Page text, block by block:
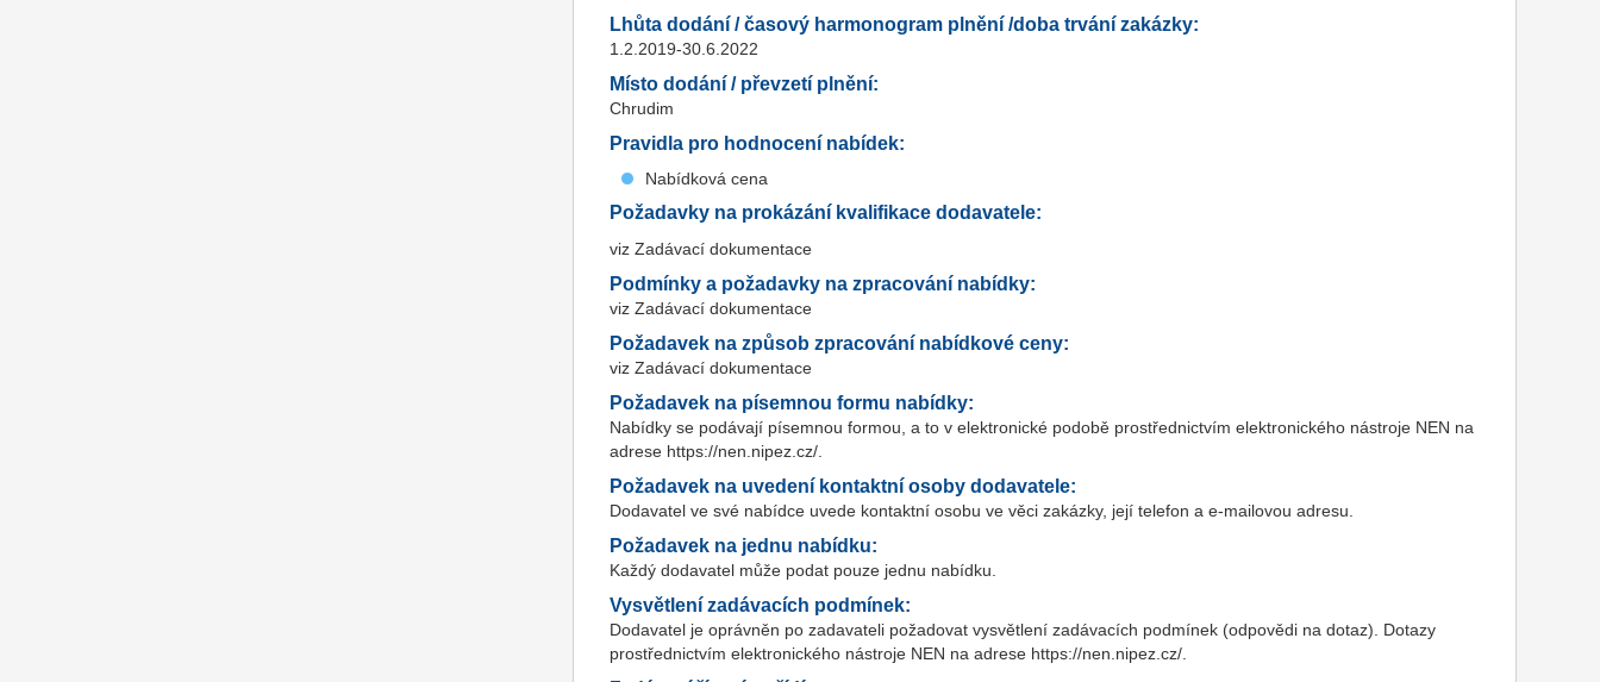
Lhůta dodání / časový harmonogram plnění /doba trvání zakázky:
1.2.2019-30.6.2022
Místo dodání / převzetí plnění:
Chrudim
Pravidla pro hodnocení nabídek:
Nabídková cena
Požadavky na prokázání kvalifikace dodavatele:
viz Zadávací dokumentace
Podmínky a požadavky na zpracování nabídky:
viz Zadávací dokumentace
Požadavek na způsob zpracování nabídkové ceny:
viz Zadávací dokumentace
Požadavek na písemnou formu nabídky:
Nabídky se podávají písemnou formou, a to v elektronické podobě prostřednictvím elektronického nástroje NEN na
adrese https://nen.nipez.cz/.
Požadavek na uvedení kontaktní osoby dodavatele:
Dodavatel ve své nabídce uvede kontaktní osobu ve věci zakázky, její telefon a e-mailovou adresu.
Požadavek na jednu nabídku:
Každý dodavatel může podat pouze jednu nabídku.
Vysvětlení zadávacích podmínek:
Dodavatel je oprávněn po zadavateli požadovat vysvětlení zadávacích podmínek (odpovědi na dotaz). Dotazy
prostřednictvím elektronického nástroje NEN na adrese https://nen.nipez.cz/.